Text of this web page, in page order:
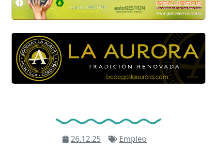
26.12.25 Empleo